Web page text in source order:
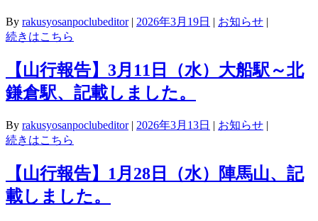
By rakusyosanpoclubeditor| 2026年3月19日 | お知らせ |
続きはこちら
【山行報告】3月11日（水）大船駅～北
鎌倉駅、記載しました。
By rakusyosanpoclubeditor| 2026年3月13日 | お知らせ |
続きはこちら
【山行報告】1月28日（水）陣馬山、記
載しました。